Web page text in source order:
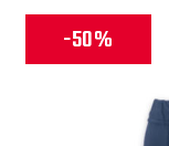
-50%